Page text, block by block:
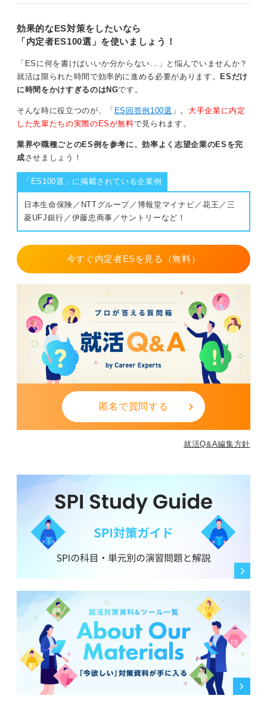
ある場合でも、それを完全に「なかったことにする」の
ではなく、たとえば簡潔に記載するにとどめるなど、何
0
効果的なES対策をしたいなら
「内定者ES100選」を使いましょう！
「ESに何を書けばいいか分からない…」と悩んでいませんか？
就活は限られた時間で効率的に進める必要があります。
ESだけ
に時間をかけすぎるのはNGです。
そんな時に役立つのが、「 ES回答例100選 」。 大手企業に内定
した先輩たちの実際のESが無料で見られます。
業界や職種ごとのES例を参考に、効率よく志望企業のESを完
成させましょう！
「ES100選」に掲載されている企業例
日本生命保険／NTTグループ／博報堂マイナビ／花王／三
菱UFJ銀行／伊藤忠商事／サントリーなど！
今すぐ内定者ESを見る（無料）
匿名で質問する
就活Q&A編集方針